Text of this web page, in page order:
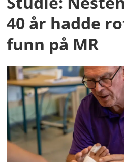
40 år hadde
funn på MR